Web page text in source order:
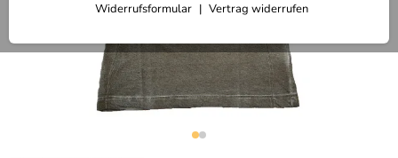
Widerrufsformular
Vertrag widerrufen